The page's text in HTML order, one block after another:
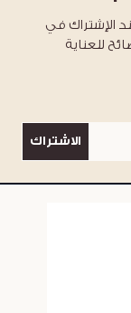
عند الإشتراك في
للعناية
الاشتراك